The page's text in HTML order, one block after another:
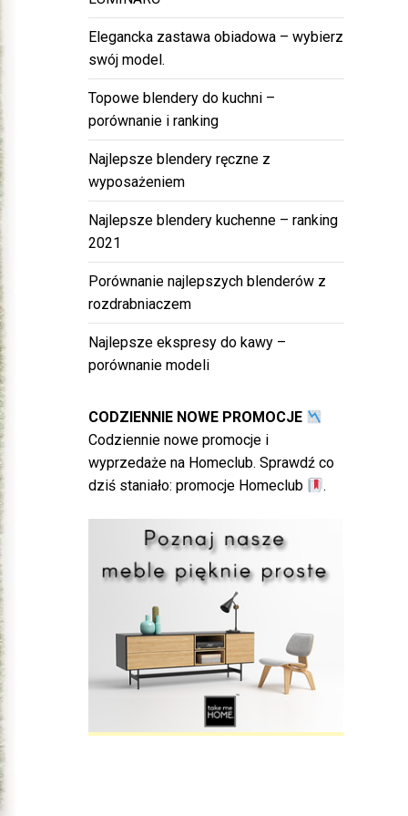
Elegancka zastawa obiadowa – wybierz
swój model.
Topowe blendery do kuchni –
porównanie i ranking
Najlepsze blendery ręczne z
wyposażeniem
Najlepsze blendery kuchenne – ranking
2021
Porównanie najlepszych blenderów z
rozdrabniaczem
Najlepsze ekspresy do kawy –
porównanie modeli
CODZIENNIE NOWE PROMOCJE
Codziennie nowe promocje i
wyprzedaże na Homeclub. Sprawdź co
dziś staniało: promocje Homeclub .